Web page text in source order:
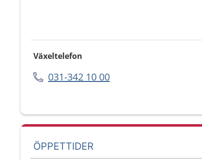
Växeltelefon
031-342 10 00
ÖPPETTIDER